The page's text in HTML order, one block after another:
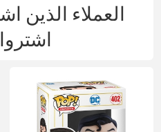
العملاء الذين